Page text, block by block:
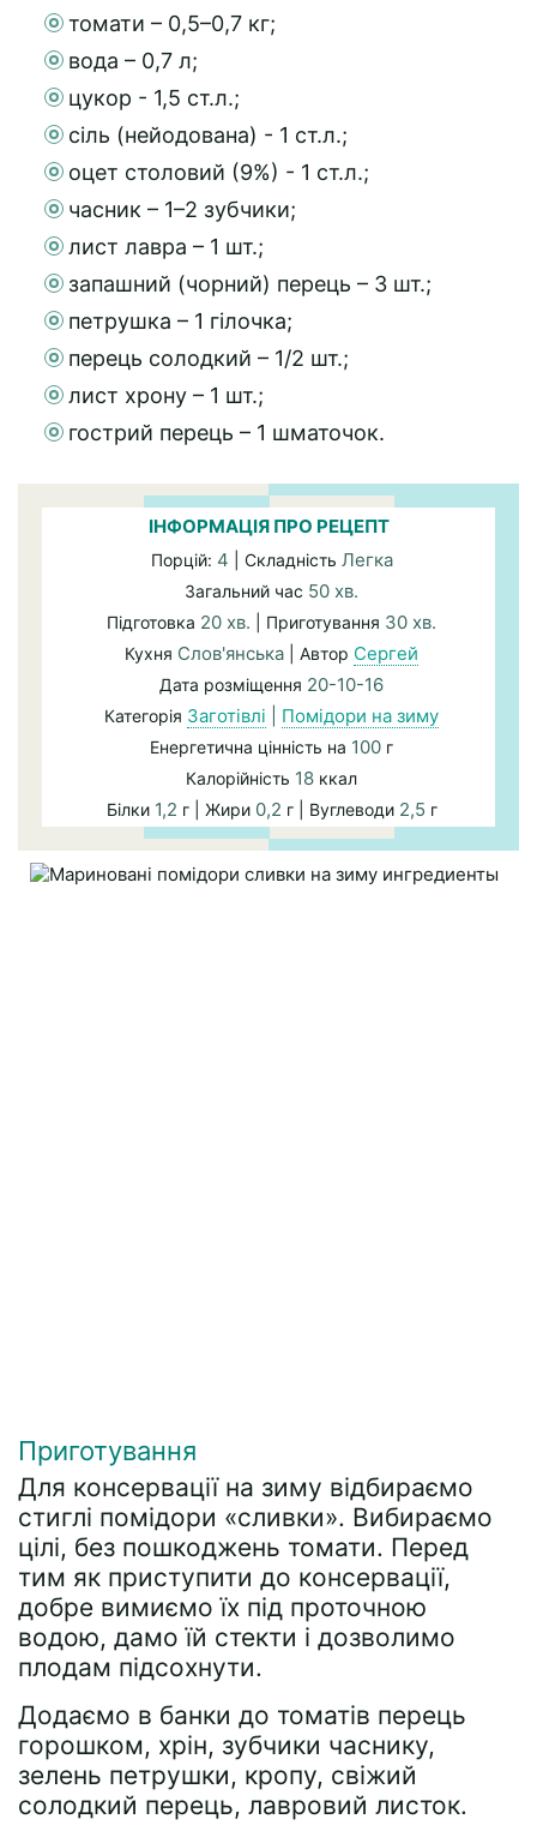
томати – 0,5–0,7 кг;
вода – 0,7 л;
цукор - 1,5 ст.л.;
сіль (нейодована) - 1 ст.л.;
оцет столовий (9%) - 1 ст.л.;
часник – 1–2 зубчики;
лист лавра – 1 шт.;
запашний (чорний) перець – 3 шт.;
петрушка – 1 гілочка;
перець солодкий – 1/2 шт.;
лист хрону – 1 шт.;
гострий перець – 1 шматочок.
ІНФОРМАЦІЯ ПРО РЕЦЕПТ
Порцій: 4 | Складність Легка
Загальний час 50 хв.
Підготовка 20 хв. | Приготування 30 хв.
Кухня Слов'янська | Автор Сергей
Дата розміщення 20-10-16
Категорія Заготівлі Помідори на зиму
Енергетична цінність на 100 г
Калорійність 18 ккал
Білки 1,2 г | Жири 0,2 г | Вуглеводи 2,5 г
Приготування
Для консервації на зиму відбираємо
стиглі помідори «сливки». Вибираємо
цілі, без пошкоджень томати. Перед
тим як приступити до консервації,
добре вимиємо їх під проточною
водою, дамо їй стекти і дозволимо
плодам підсохнути.
Додаємо в банки до томатів перець
горошком, хрін, зубчики часнику,
зелень петрушки, кропу, свіжий
солодкий перець, лавровий листок.